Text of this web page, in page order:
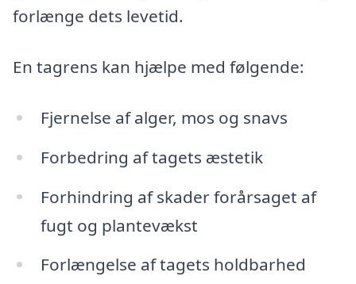
forlænge dets levetid.
En tagrens kan hjælpe med følgende:
Fjernelse af alger, mos og snavs
Forbedring af tagets æstetik
Forhindring af skader forårsaget af
fugt og plantevækst
Forlængelse af tagets holdbarhed